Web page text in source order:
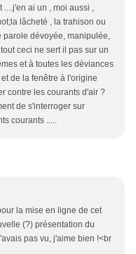
....j'en ai un , moi aussi ,
lâcheté , la trahison ou
parole dévoyée, manipulée,
ceci ne sert il pas sur un
et à toutes les déviances
de la fenêtre à l'origine
contre les courants d'air ?
de s'interroger sur
courants .....
la mise en ligne de cet
(?) présentation du
pas vu, j'aime bien !<br